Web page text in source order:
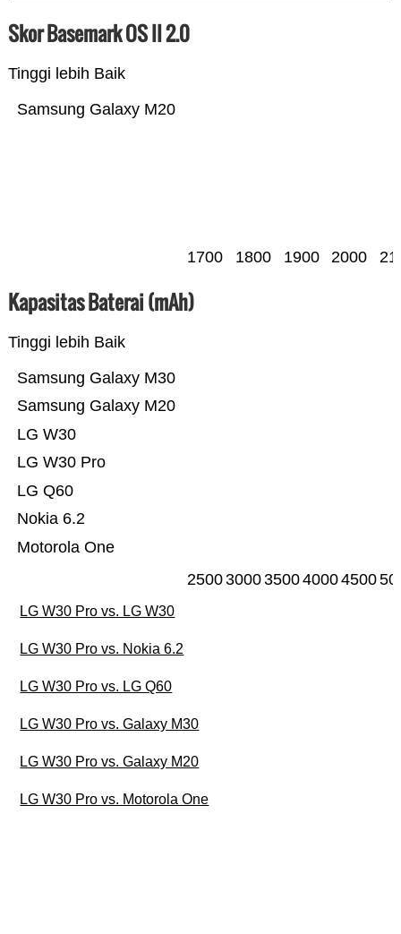
Skor Basemark OS II 2.0
Tinggi lebih Baik
Samsung Galaxy M20
1700 1800 1900 2000
Kapasitas Baterai (mAh)
Tinggi lebih Baik
Motorola One
Nokia 6.2
LG Q60
LG W30 Pro
LG W30
Samsung Galaxy M20
Samsung Galaxy M30
25003000350040004500
LG W30 Pro vs. LG W30
LG W30 Pro vs. Nokia 6.2
LG W30 Pro vs. LG Q60
LG W30 Pro vs. Galaxy M30
LG W30 Pro vs. Galaxy M20
LG W30 Pro vs. Motorola One